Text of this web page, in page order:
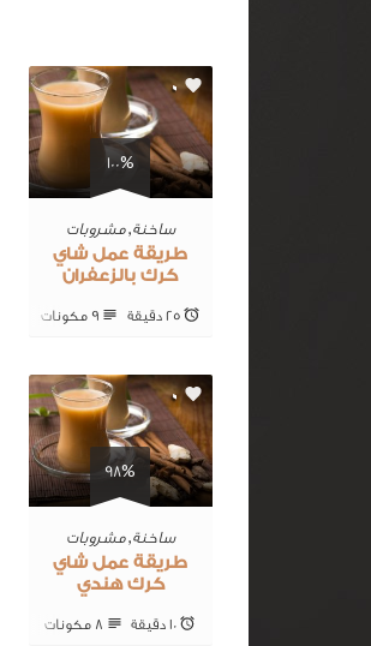
100%
0
ساخنة,مشروبات
طريقة عمل شاي
كرك بالزعفران
25 ‎دقيقة 9 ‎مكونات
98%
0
ساخنة,مشروبات
طريقة عمل شاي
كرك هندي
10 ‎دقيقة 8 ‎مكونات